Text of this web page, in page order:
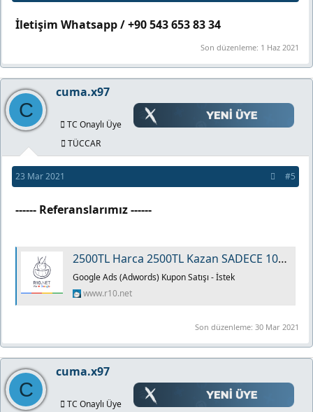
İletişim Whatsapp / +90 543 653 83 34
Son düzenleme: 1 Haz 2021
C
cuma.x97
TC Onaylı Üye
TÜCCAR
23 Mar 2021 #5
------ Referanslarımız ------
2500TL Harca 2500TL Kazan SADECE 10₺ (SINIRLI STOK) Global Kodlar (150TL/150TL|500$/500$|400€/400€|) - R10.net
Google Ads (Adwords) Kupon Satışı - İstek
www.r10.net
Son düzenleme: 30 Mar 2021
C
cuma.x97
TC Onaylı Üye